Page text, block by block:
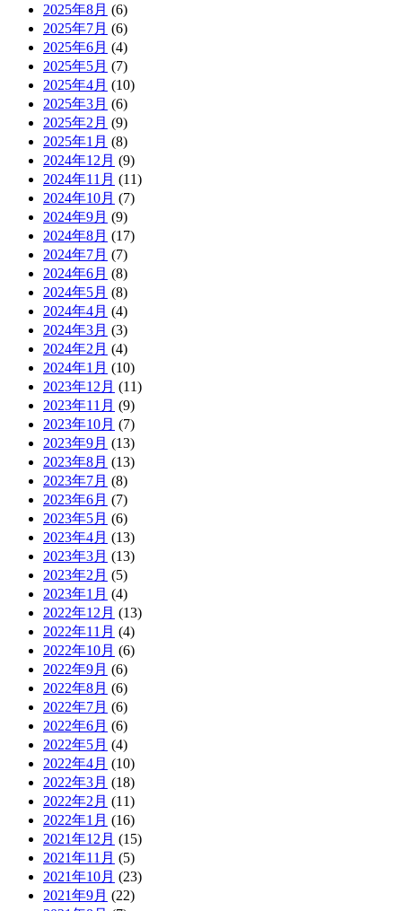
2025年8月 (6)
2025年7月 (6)
2025年6月 (4)
2025年5月 (7)
2025年4月 (10)
2025年3月 (6)
2025年2月 (9)
2025年1月 (8)
2024年12月 (9)
2024年11月 (11)
2024年10月 (7)
2024年9月 (9)
2024年8月 (17)
2024年7月 (7)
2024年6月 (8)
2024年5月 (8)
2024年4月 (4)
2024年3月 (3)
2024年2月 (4)
2024年1月 (10)
2023年12月 (11)
2023年11月 (9)
2023年10月 (7)
2023年9月 (13)
2023年8月 (13)
2023年7月 (8)
2023年6月 (7)
2023年5月 (6)
2023年4月 (13)
2023年3月 (13)
2023年2月 (5)
2023年1月 (4)
2022年12月 (13)
2022年11月 (4)
2022年10月 (6)
2022年9月 (6)
2022年8月 (6)
2022年7月 (6)
2022年6月 (6)
2022年5月 (4)
2022年4月 (10)
2022年3月 (18)
2022年2月 (11)
2022年1月 (16)
2021年12月 (15)
2021年11月 (5)
2021年10月 (23)
2021年9月 (22)